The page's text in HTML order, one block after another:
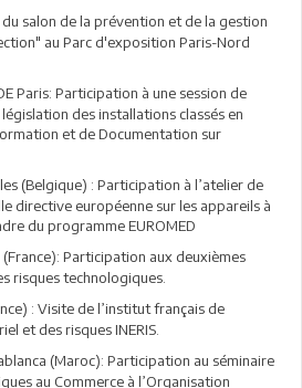
salon de la prévention et de la gestion
au Parc d'exposition Paris-Nord
Paris: Participation à une session de
des installations classés en
et de Documentation sur
(Belgique) : Participation à l’atelier de
directive européenne sur les appareils à
du programme EUROMED
Participation aux deuxièmes
risques technologiques.
: Visite de l’institut français de
et des risques INERIS.
(Maroc): Participation au séminaire
au Commerce à l’Organisation